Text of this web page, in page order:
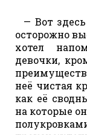
— Вот
осторожно
хотел
девочки,
неё чистая
как её
на которые